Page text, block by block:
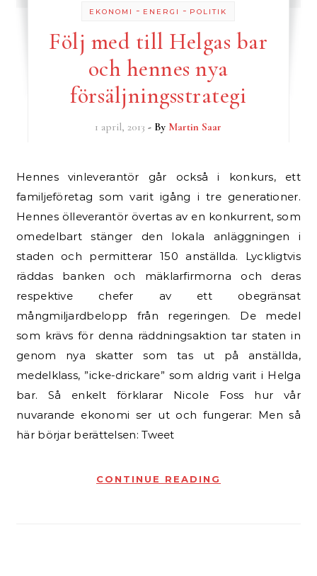
EKONOMI - ENERGI - POLITIK
Följ med till Helgas bar
och hennes nya
försäljningsstrategi
1 april, 2013 - By Martin Saar
Hennes vinleverantör går också i konkurs, ett
familjeföretag som varit igång i tre generationer.
Hennes ölleverantör övertas av en konkurrent, som
omedelbart stänger den lokala anläggningen i
staden och permitterar 150 anställda. Lyckligtvis
räddas banken och mäklarfirmorna och deras
respektive chefer av ett obegränsat
mångmiljardbelopp från regeringen. De medel
som krävs för denna räddningsaktion tar staten in
genom nya skatter som tas ut på anställda,
medelklass, ”icke-drickare” som aldrig varit i Helga
bar. Så enkelt förklarar Nicole Foss hur vår
nuvarande ekonomi ser ut och fungerar: Men så
här börjar berättelsen: Tweet
CONTINUE READING